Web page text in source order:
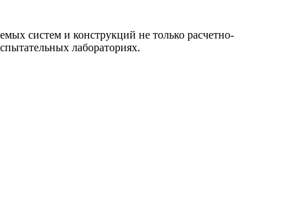
систем и конструкций не только расчетно-
лабораториях.